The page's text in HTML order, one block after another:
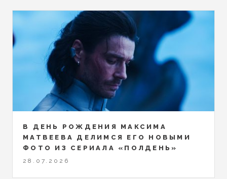
В ДЕНЬ РОЖДЕНИЯ МАКСИМА
МАТВЕЕВА ДЕЛИМСЯ ЕГО НОВЫМИ
ФОТО ИЗ СЕРИАЛА «ПОЛДЕНЬ»
28.07.2026